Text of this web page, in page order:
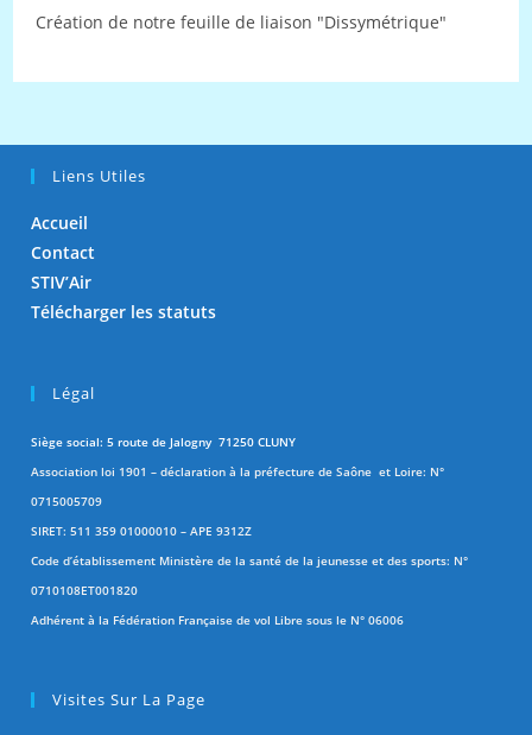
Création de notre feuille de liaison "Dissymétrique"
Liens Utiles
Accueil
Contact
STIV’Air
Télécharger les statuts
Légal
Siège social: 5 route de Jalogny 71250 CLUNY
Association loi 1901 – déclaration à la préfecture de Saône et Loire: N°
0715005709
SIRET: 511 359 01000010 – APE 9312Z
Code d’établissement Ministère de la santé de la jeunesse et des sports: N°
0710108ET001820
Adhérent à la Fédération Française de vol Libre sous le N° 06006
Visites Sur La Page